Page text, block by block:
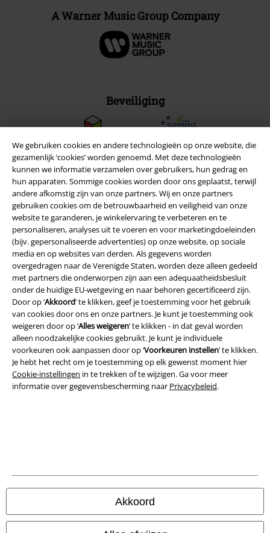
We gebruiken cookies en andere technologieën op onze website, die
gezamenlijk ‘cookies’ worden genoemd. Met deze technologieën
kunnen we informatie verzamelen over gebruikers, hun gedrag en
hun apparaten. Sommige cookies worden door ons geplaatst, terwijl
andere afkomstig zijn van onze partners. Wij en onze partners
gebruiken cookies om de betrouwbaarheid en veiligheid van onze
website te garanderen, je winkelervaring te verbeteren en te
personaliseren, analyses uit te voeren en voor marketingdoeleinden
(bijv. gepersonaliseerde advertenties) op onze website, op sociale
media en op websites van derden. Als gegevens worden
overgedragen naar de Verenigde Staten, worden deze alleen gedeeld
met partners die onderworpen zijn aan een adequaatheidsbesluit
onder de huidige EU-wetgeving en naar behoren gecertificeerd zijn.
Door op ‘Akkoord’ te klikken, geef je toestemming voor het gebruik
van cookies door ons en onze partners. Je kunt je toestemming ook
weigeren door op ‘Alles weigeren’ te klikken - in dat geval worden
alleen noodzakelijke cookies gebruikt. Je kunt je individuele
voorkeuren ook aanpassen door op ‘Voorkeuren instellen’ te klikken.
Je hebt het recht om je toestemming op elk gewenst moment hier
Cookie-instellingen in te trekken of te wijzigen. Ga voor meer
informatie over gegevensbescherming naar Privacybeleid.
Akkoord
A Warner Music Group Company
Beveiliging
Legal
Algemene Voorwaarden
Bedrijfsgegevens
Privacyverklaring
Verklaring van conformiteit
Alle prijzen incl.wettelijke BTW
© 1986-2026 Large Popmerchandising B.V.